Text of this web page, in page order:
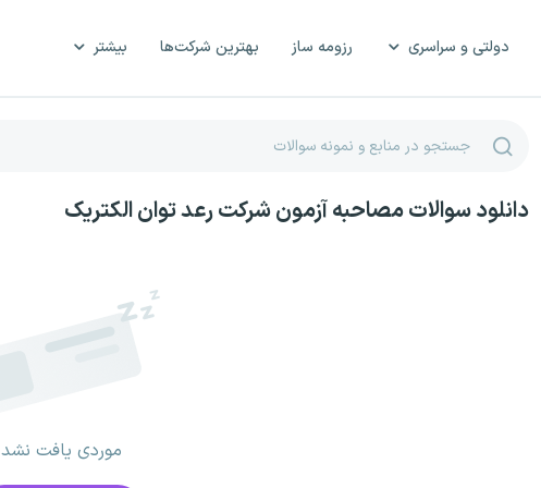
دولتی و سراسری رزومه ساز بهترین شرکت‌ها بیشتر
دانلود سوالات مصاحبه آزمون شرکت رعد توان الکتریک
موردی یافت نشد